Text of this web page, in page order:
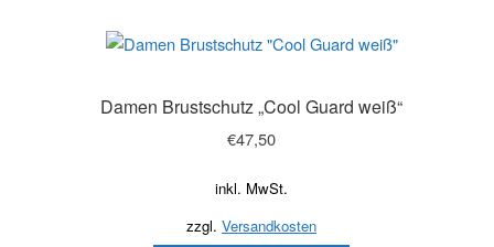
Damen Brustschutz „Cool Guard weiß“
€47,50
inkl. MwSt.
zzgl. Versandkosten